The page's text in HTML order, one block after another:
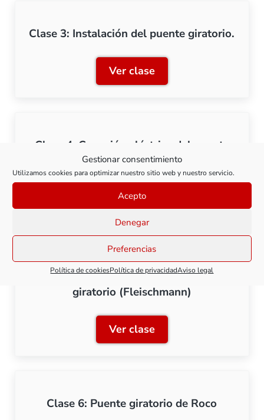
Gestionar consentimiento
Utilizamos cookies para optimizar nuestro sitio web y nuestro servicio.
Acepto
Denegar
Preferencias
Política de cookiesPolítica de privacidadAviso legal
Clase 3: Instalación del puente giratorio.
Ver claseClase 3: Instalación del
Clase 4: Conexión eléctrica del puente
giratorio (Fleischmann)
Ver claseClase 4: Conexión
Clase 5: Gestión avanzada del puente
giratorio (Fleischmann)
Ver claseClase 5: Gestión
Clase 6: Puente giratorio de Roco